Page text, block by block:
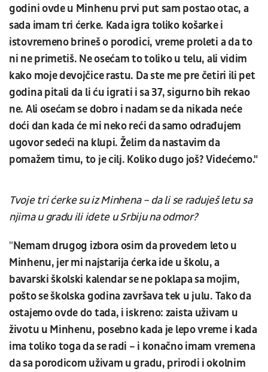
godini ovde u Minhenu prvi put sam postao otac, a
sada imam tri ćerke. Kada igra toliko košarke i
istovremeno brineš o porodici, vreme proleti a da to
ni ne primetiš. Ne osećam to toliko u telu, ali vidim
kako moje devojčice rastu. Da ste me pre četiri ili pet
godina pitali da li ću igrati i sa 37, sigurno bih rekao
ne. Ali osećam se dobro i nadam se da nikada neće
doći dan kada će mi neko reći da samo odrađujem
ugovor sedeći na klupi. Želim da nastavim da
pomažem timu, to je cilj. Koliko dugo još? Videćemo."
Tvoje tri ćerke su iz Minhena – da li se raduješ letu sa
njima u gradu ili idete u Srbiju na odmor?
"Nemam drugog izbora osim da provedem leto u
Minhenu, jer mi najstarija ćerka ide u školu, a
bavarski školski kalendar se ne poklapa sa mojim,
pošto se školska godina završava tek u julu. Tako da
ostajemo ovde do tada, i iskreno: zaista uživam u
životu u Minhenu, posebno kada je lepo vreme i kada
ima toliko toga da se radi – i konačno imam vremena
da sa porodicom uživam u gradu, prirodi i okolnim